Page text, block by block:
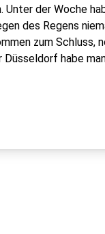
Unter der Woche
des Regens
zum Schluss,
habe